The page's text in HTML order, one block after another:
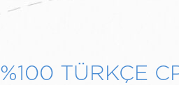
%100 TÜRKÇE